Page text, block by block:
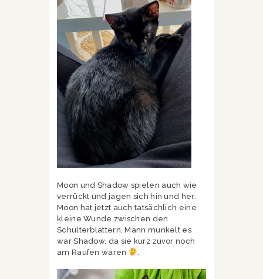
Moon und Shadow spielen auch wie
verrückt und jagen sich hin und her.
Moon hat jetzt auch tatsächlich eine
kleine Wunde zwischen den
Schulterblättern. Mann munkelt es
war Shadow, da sie kurz zuvor noch
am Raufen waren